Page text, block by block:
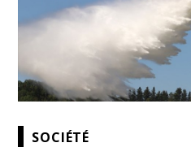
SOCIÉTÉ